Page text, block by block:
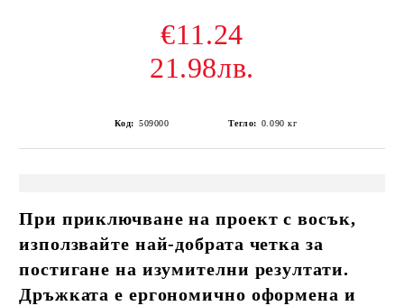
€11.24
21.98лв.
Код: 509000 Тегло: 0.090 кг
При приключване на проект с восък,
използвайте най-добрата четка за
постигане на изумителни резултати.
Дръжката е ергономично оформена и